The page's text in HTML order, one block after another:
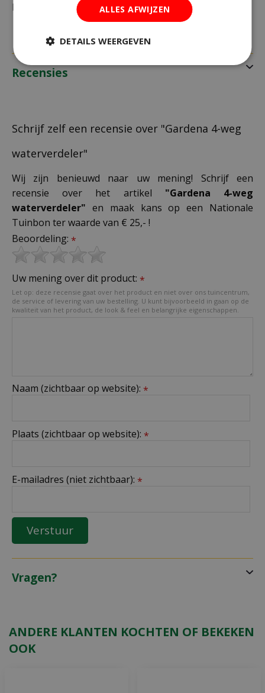
bestelling plaatst.
Recensies
Schrijf zelf een recensie over "Gardena 4-weg
waterverdeler"
Wij zijn benieuwd naar uw mening! Schrijf een
recensie over het artikel "Gardena 4-weg
waterverdeler" en maak kans op een Nationale
Tuinbon ter waarde van € 25,- !
Beoordeling: *
Uw mening over dit product: *
Let op: deze recensie gaat over het product en niet over ons tuincentrum,
de service of levering van uw bestelling. U kunt bijvoorbeeld in gaan op de
kwaliteit van het product, de look & feel en belangrijke eigenschappen.
Naam (zichtbaar op website): *
Plaats (zichtbaar op website): *
E-mailadres (niet zichtbaar): *
Vragen?
ANDERE KLANTEN KOCHTEN OF BEKEKEN
OOK
ALLES AFWIJZEN
DETAILS WEERGEVEN